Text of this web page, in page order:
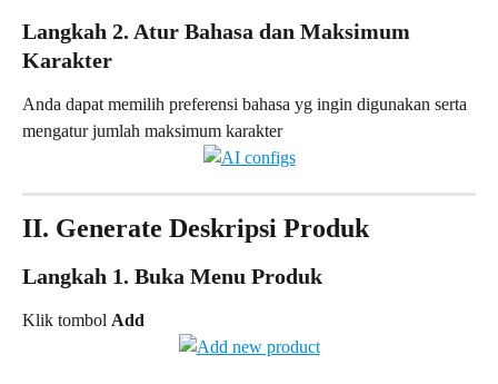
Langkah 2. Atur Bahasa dan Maksimum
Karakter
Anda dapat memilih preferensi bahasa yg ingin digunakan serta
mengatur jumlah maksimum karakter
II. Generate Deskripsi Produk
Langkah 1. Buka Menu Produk
Klik tombol Add